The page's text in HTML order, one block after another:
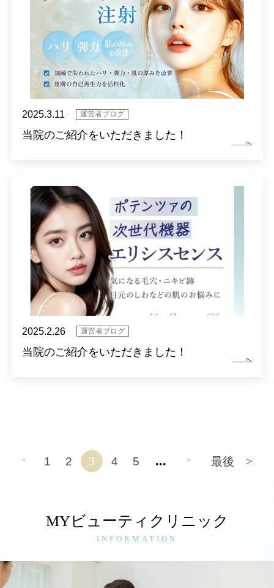
2025.3.11 運営者ブログ
当院のご紹介をいただきました！
2025.2.26 運営者ブログ
当院のご紹介をいただきました！
< 1 2 3 4 5 ... > 最後 >
MYビューティクリニック
INFORMATION